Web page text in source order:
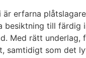
erfarna
till
Med rätt
som det